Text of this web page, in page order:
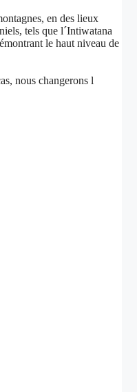
en des lieux
tels que l´Intiwatana
le haut niveau de
nous changerons l